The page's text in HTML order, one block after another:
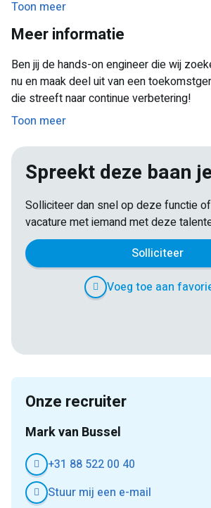
Ondersteunen van de ontwikkeling van
dashboard met PowerBI.
organisatie.
Mogelijkheid om te werken in
Een collegiale werkomgeving waar
verbeteringen gewaardeerd worden.
Toon meer
Meer informatie
Ben jij de hands-on engineer die wij
nu en maak deel uit van een
die streeft naar continue verbetering!
Toon meer
Spreekt deze baan
Solliciteer dan snel op deze functie
vacature met iemand met deze
Solliciteer
Voeg toe aan
Onze recruiter
Mark van Bussel
+31 88 522 00 40
Stuur mij een e-mail